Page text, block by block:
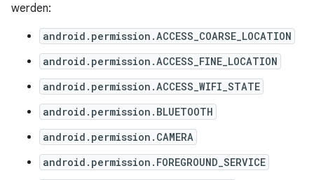
werden:
android.permission.ACCESS_COARSE_LOCATION
android.permission.ACCESS_FINE_LOCATION
android.permission.ACCESS_WIFI_STATE
android.permission.BLUETOOTH
android.permission.CAMERA
android.permission.FOREGROUND_SERVICE